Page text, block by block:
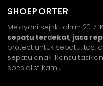
SHOEPORTER
Melayani sejak tahun
sepatu terdekat, jasa
protect untuk sepatu, tas,
sepatu anak.
spesialist kami.